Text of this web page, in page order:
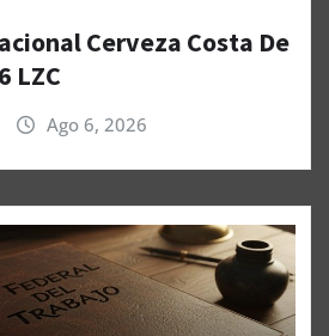
Cerveza Costa De
LZC
Ago 6, 2026